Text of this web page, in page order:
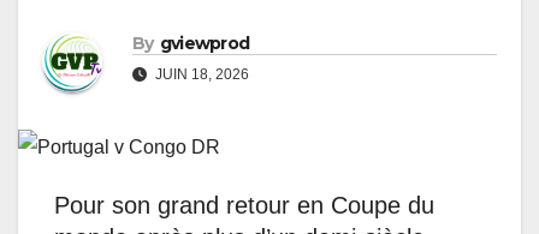
By gviewprod
JUIN 18, 2026
Pour son grand retour en Coupe du